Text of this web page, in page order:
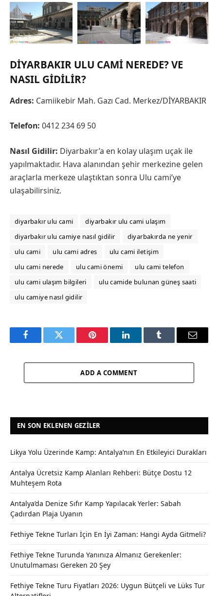
DIYARBAKIR ULU CAMI NEREDE? VE
NASIL GIDILIR?
Adres: Camiikebir Mah. Gazı Cad. Merkez/DİYARBAKIR
Telefon: 0412 234 69 50
Nasıl Gidilir: Diyarbakır’a en kolay ulaşım uçak ile
yapılmaktadır. Hava alanından şehir merkezine gelen
araçlarla merkeze ulaştıktan sonra Ulu cami’ye
ulaşabilirsiniz.
diyarbakır ulu cami
diyarbakır ulu cami ulaşım
diyarbakır ulu camiye nasıl gidilir
diyarbakırda ne yenir
ulu cami
ulu cami adres
ulu cami iletişim
ulu cami nerede
ulu cami önemi
ulu cami telefon
ulu cami ulaşım bilgileri
ulu camide bulunan güneş saati
ulu camiye nasıl gidilir
FacebookTwitter Pinterest LinkedInTumblr Email
ADD A COMMENT
EN SON EKLENEN GEZILER
Likya Yolu Üzerinde Kamp: Antalya’nın En Etkileyici Durakları
Antalya Ücretsiz Kamp Alanları Rehberi: Bütçe Dostu 12
Muhteşem Rota
Antalya’da Denize Sıfır Kamp Yapılacak Yerler: Sabah
Çadırdan Plaja Uyanın
Fethiye Tekne Turları İçin En İyi Zaman: Hangi Ayda Gitmeli?
Fethiye Tekne Turunda Yanınıza Almanız Gerekenler:
Unutulmaması Gereken 20 Şey
Fethiye Tekne Turu Fiyatları 2026: Uygun Bütçeli ve Lüks Tur